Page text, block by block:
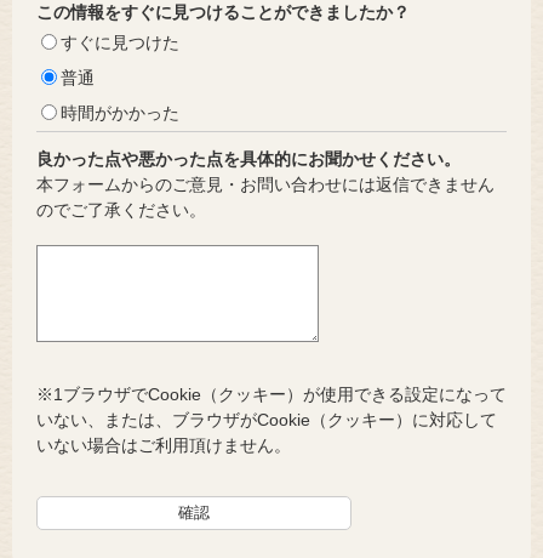
この情報をすぐに見つけることができましたか？
すぐに見つけた
普通
時間がかかった
良かった点や悪かった点を具体的にお聞かせください。
本フォームからのご意見・お問い合わせには返信できません
のでご了承ください。
※1ブラウザでCookie（クッキー）が使用できる設定になって
いない、または、ブラウザがCookie（クッキー）に対応して
いない場合はご利用頂けません。